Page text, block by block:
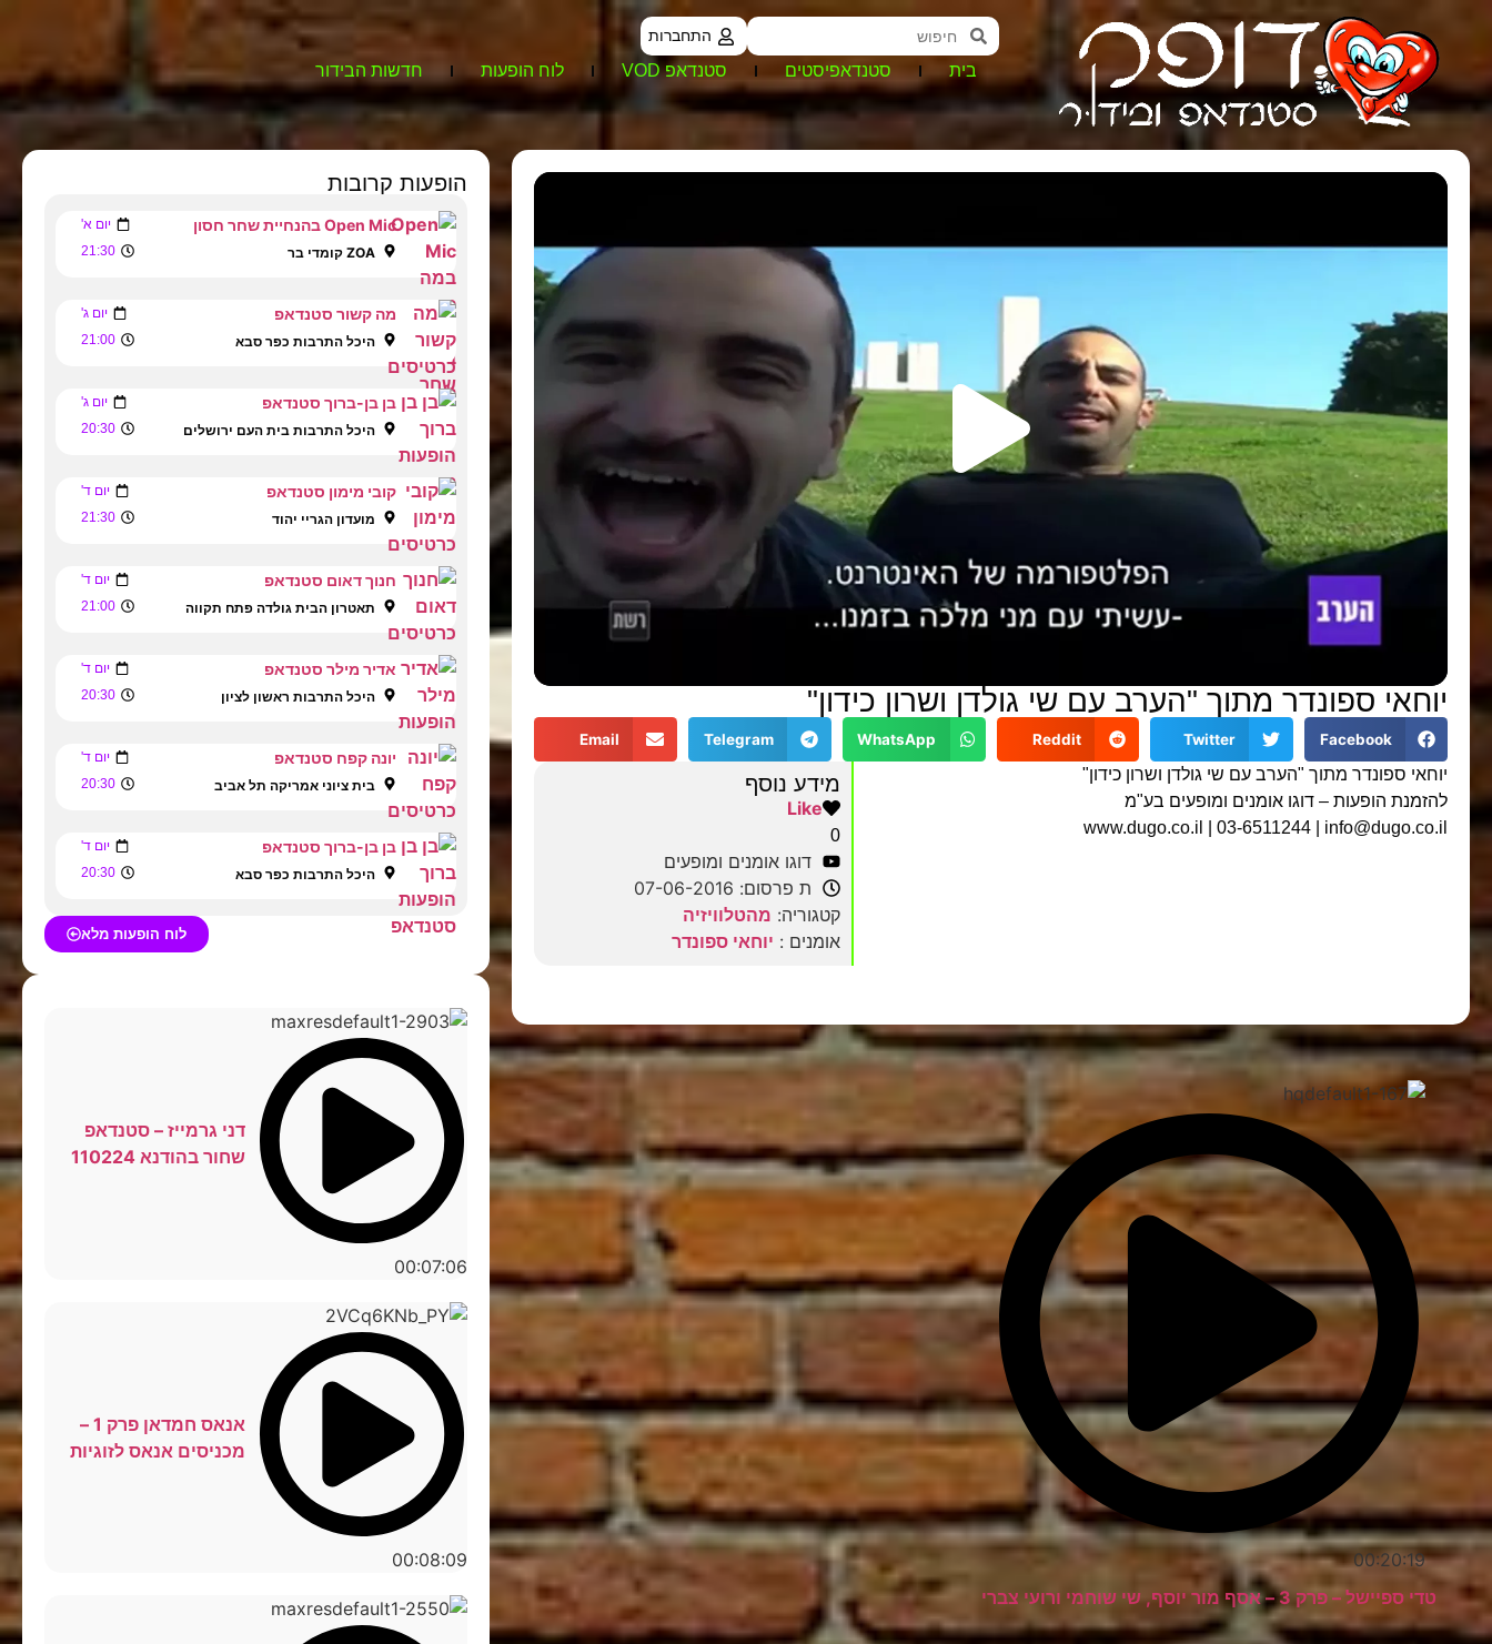
התחברות
בית סטנדאפיסטים סטנדאפ VOD לוח הופעות חדשות הבידור
יוחאי ספונדר מתוך "הערב עם שי גולדן ושרון כידון"
Facebook
Twitter
Reddit
WhatsApp
Telegram
Email
יוחאי ספונדר מתוך "הערב עם שי גולדן ושרון כידון"
להזמנת הופעות – דוגו אומנים ומופעים בע"מ
www.dugo.co.il | 03-6511244 | info@dugo.co.il
מידע נוסף
Like
0
דוגו אומנים ומופעים
ת פרסום: 07-06-2016
קטגוריה: מהטלוויזיה
אומנים : יוחאי ספונדר
00:20:19
טדי ספיישל – פרק 3 – אסף מור יוסף, שי שוחמי ורועי צברי
הופעות קרובות
Open Mic בהנחיית שחר חסון יום א'
ZOA קומדי בר 21:30
מה קשור סטנדאפ יום ג'
היכל התרבות כפר סבא 21:00
בן בן-ברוך סטנדאפ יום ג'
היכל התרבות בית העם ירושלים 20:30
קובי מימון סטנדאפ יום ד'
מועדון הגריי יהוד 21:30
חנוך דאום סטנדאפ יום ד'
תאטרון הבית גולדה פתח תקווה 21:00
אדיר מילר סטנדאפ יום ד'
היכל התרבות ראשון לציון 20:30
יונה קפח סטנדאפ יום ד'
בית ציוני אמריקה תל אביב 20:30
בן בן-ברוך סטנדאפ יום ד'
היכל התרבות כפר סבא 20:30
לוח הופעות מלא
00:07:06
דני גרמייז – סטנדאפ
שחור בהודנא 110224
00:08:09
אנאס חמדאן פרק 1 –
מכניסים אנאס לזוגיות